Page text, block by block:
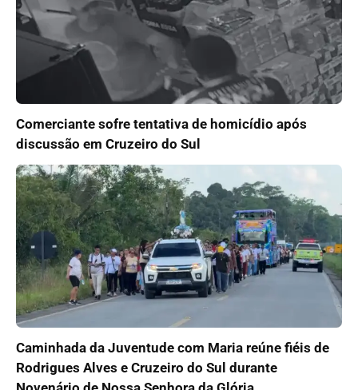
Comerciante sofre tentativa de homicídio após
discussão em Cruzeiro do Sul
Caminhada da Juventude com Maria reúne fiéis de
Rodrigues Alves e Cruzeiro do Sul durante